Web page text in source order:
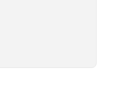
des rues commerçantes et centre commerciaux